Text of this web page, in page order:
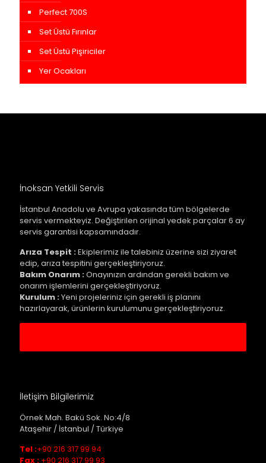
Perfect 700S
Set Üstü Fırınlar
Set Üstü Pişiriciler
Yer Ocakları
İnoksan Yetkili Servis
İstanbul Anadolu ve Avrupa yakasında tüm bölgelerde
servis vermekteyiz. Değiştirilen orijinal yedek parçalar 6 ay
servis garantisi kapsamındadır.
Arıza Tespit :Ekiplerimiz ile talebiniz üzerine sizi ziyaret
edip, arıza tespitini gerçekleştiriyoruz.
Bakım Onarım :Onayınızın ardından gerekli bakım ve
onarım işlemlerini gerçekleştiriyoruz.
Kurulum :Yeni projeleriniz için gerekli iş planını
hazırlayarak, ürünlerin kurulumunu gerçekleştiriyoruz.
İletişim Bilgilerimiz
Örnek Mah. Bakü Sok. No:4/8
Ataşehir / İstanbul / Türkiye
Tel :+90 216 317 99 94
Fax : +90 216 317 99 93